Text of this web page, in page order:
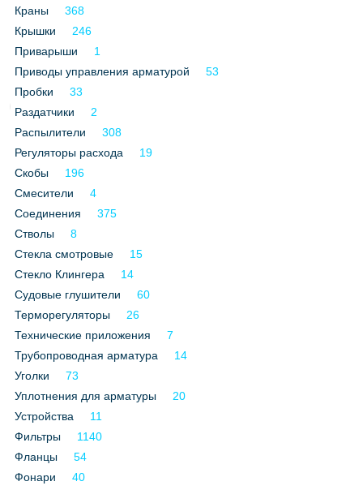
Краны
368
Крышки
246
Приварыши
1
Приводы управления арматурой
53
Пробки
33
Раздатчики
2
Распылители
308
Регуляторы расхода
19
Скобы
196
Смесители
4
Соединения
375
Стволы
8
Стекла смотровые
15
Стекло Клингера
14
Судовые глушители
60
Терморегуляторы
26
Технические приложения
7
Трубопроводная арматура
14
Уголки
73
Уплотнения для арматуры
20
Устройства
11
Фильтры
1140
Фланцы
54
Фонари
40